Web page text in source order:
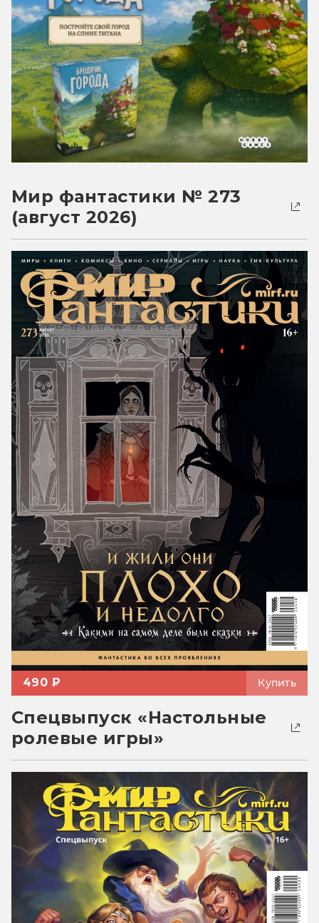
Мир фантастики № 273
(август 2026)
490 ₽ Купить
Спецвыпуск «Настольные
ролевые игры»